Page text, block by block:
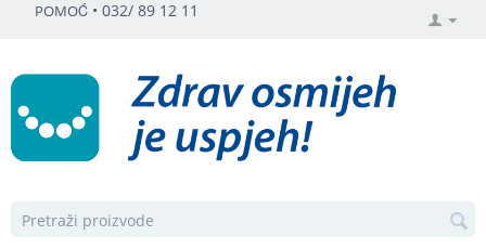
POMOĆ • 032/ 89 12 11